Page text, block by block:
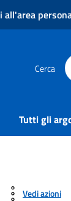
all'area
Cerca
Tutti gli
Vedi azioni